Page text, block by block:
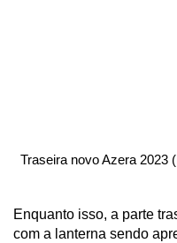
Traseira novo Azera 2023
Enquanto isso, a parte
com a lanterna sendo